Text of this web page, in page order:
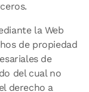
la Web
de propiedad
de
del cual no
derecho a